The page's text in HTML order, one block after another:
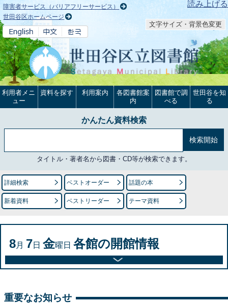
本文へ 読み上げる
障害者サービス（バリアフリーサービス）
世田谷区ホームページ
文字サイズ・背景色変更
利用者メニ
ュー
資料を探す 利用案内
各図書館案
内
図書館で調
べる
世田谷を知
る
かんたん資料検索
タイトル・著者名から図書・CD等が検索できます。
詳細検索 ベストオーダー 話題の本
新着資料 ベストリーダー テーマ資料
8月 7日 金曜日 各館の開館情報
重要なお知らせ